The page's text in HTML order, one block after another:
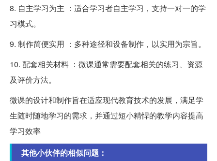
8. 自主学习为主 ：适合学习者自主学习，支持一对一的学
习模式。
9. 制作简便实用 ：多种途径和设备制作，以实用为宗旨。
10. 配套相关材料 ：微课通常需要配套相关的练习、资源
及评价方法。
微课的设计和制作旨在适应现代教育技术的发展，满足学
生随时随地学习的需求，并通过短小精悍的教学内容提高
学习效率
其他小伙伴的相似问题：